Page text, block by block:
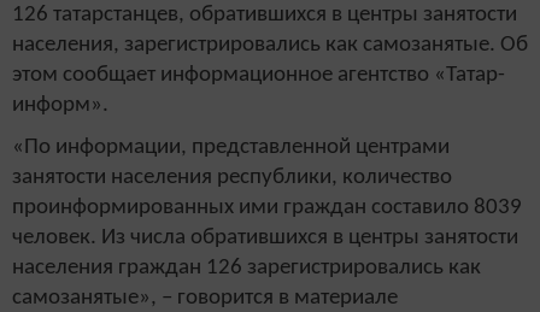
126 татарстанцев, обратившихся в центры занятости
населения, зарегистрировались как самозанятые. Об
этом сообщает информационное агентство «Татар-
информ».
«По информации, представленной центрами
занятости населения республики, количество
проинформированных ими граждан составило 8039
человек. Из числа обратившихся в центры занятости
населения граждан 126 зарегистрировались как
самозанятые», – говорится в материале